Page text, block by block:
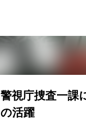
警視庁捜査一課
の活躍